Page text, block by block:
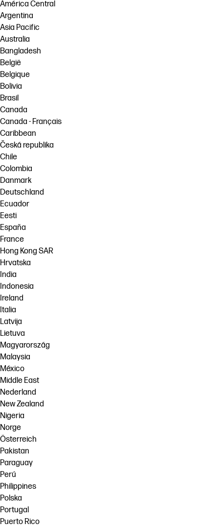
Síguenos
Soluciones de flujo de trabajo
Sostenibilidad
América Central
Argentina
Asia Pacific
Australia
Bangladesh
België
Belgique
Bolivia
Brasil
Canada
Canada - Français
Caribbean
Česká republika
Chile
Colombia
Danmark
Deutschland
Ecuador
Eesti
España
France
Hong Kong SAR
Hrvatska
India
Indonesia
Ireland
Italia
Latvija
Lietuva
Magyarország
Malaysia
México
Middle East
Nederland
New Zealand
Nigeria
Norge
Österreich
Pakistan
Paraguay
Perú
Philippines
Polska
Portugal
Puerto Rico